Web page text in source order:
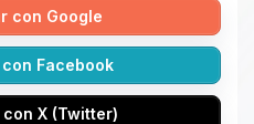
con Google
Facebook
X (Twitter)